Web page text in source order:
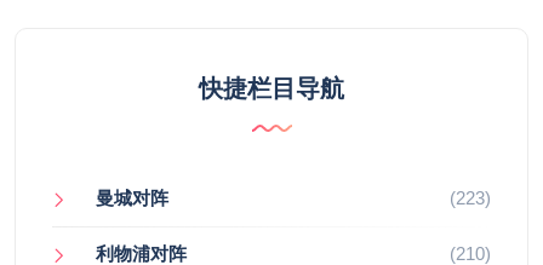
快捷栏目导航
曼城对阵 (223)
利物浦对阵 (210)